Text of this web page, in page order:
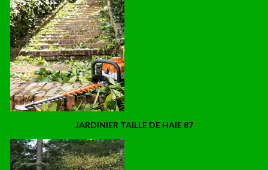
JARDINIER TAILLE DE HAIE 87